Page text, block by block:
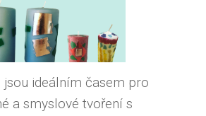
jsou ideálním časem pro
a smyslové tvoření s